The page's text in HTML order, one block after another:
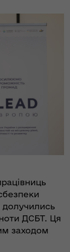
долучились
ДСБТ. Ця
заходом